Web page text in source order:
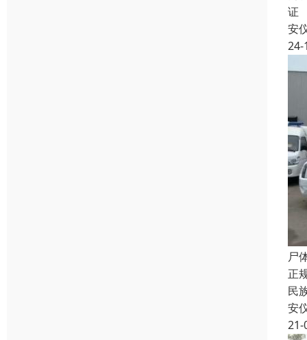
证
安
24-
尸
正
民
安
21-